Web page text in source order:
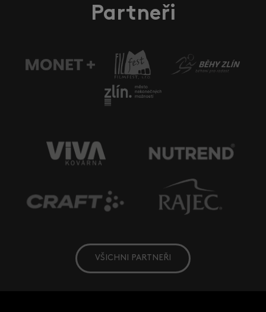
Partneři
VŠICHNI PARTNEŘI